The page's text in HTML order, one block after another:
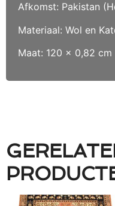
Afkomst: Pakistan
Materiaal: Wol en
Maat: 120 x 0,82 cm